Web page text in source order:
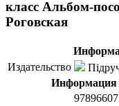
класс Альбом-
Роговская
Издательство
Информация